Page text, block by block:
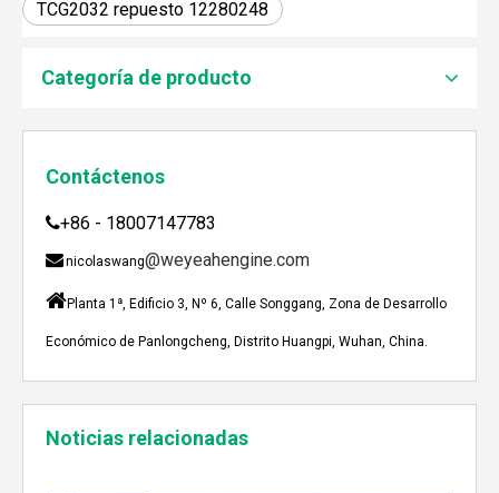
TCG2032 repuesto 12280248
Categoría de producto
Contáctenos
+86 - 18007147783
nicolaswang@weyeahengine.com
Planta 1ª, Edificio 3, Nº 6, Calle Songgang, Zona de Desarrollo
Económico de Panlongcheng, Distrito Huangpi, Wuhan, China.
Noticias relacionadas
A mediados de julio de 2023, Weyeah poder todo el